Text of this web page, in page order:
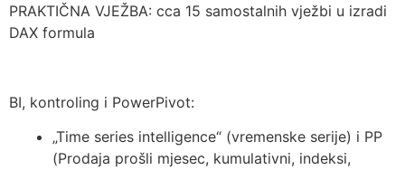
PRAKTIČNA VJEŽBA: cca 15 samostalnih vježbi u izradi
DAX formula
BI, kontroling i PowerPivot:
„Time series intelligence“ (vremenske serije) i PP
(Prodaja prošli mjesec, kumulativni, indeksi,